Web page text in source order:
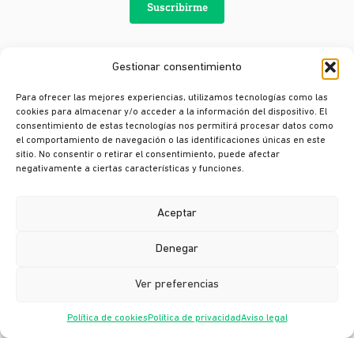
Gestionar consentimiento
Para ofrecer las mejores experiencias, utilizamos tecnologías como las
cookies para almacenar y/o acceder a la información del dispositivo. El
consentimiento de estas tecnologías nos permitirá procesar datos como
el comportamiento de navegación o las identificaciones únicas en este
sitio. No consentir o retirar el consentimiento, puede afectar
negativamente a ciertas características y funciones.
Aceptar
Denegar
Ver preferencias
Política de cookies Política de privacidadAviso legal
Suscribirme
México
Colombia